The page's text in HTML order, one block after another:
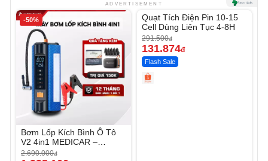
ADVERTISEMENT
-50%
Bơm Lốp Kích Bình Ô Tô
V2 4in1 MEDICAR –
12.000mAh
2.690.000đ
-54%
Unmute
Quạt Tích Điện Pin 10-15
Cell Dùng Liên Tục 4-8H
291.500đ
131.874đ
Flash Sale